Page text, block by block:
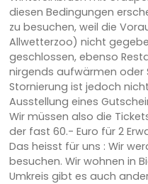
diesen Bedingungen
zu besuchen, weil die
Allwetterzoo) nicht
geschlossen, ebenso
nirgends aufwärmen oder
Stornierung ist jedoch
Ausstellung eines
Wir müssen also die
der fast 60.- Euro für 2
Das heisst für uns : Wir
besuchen. Wir wohnen in
Umkreis gibt es auch